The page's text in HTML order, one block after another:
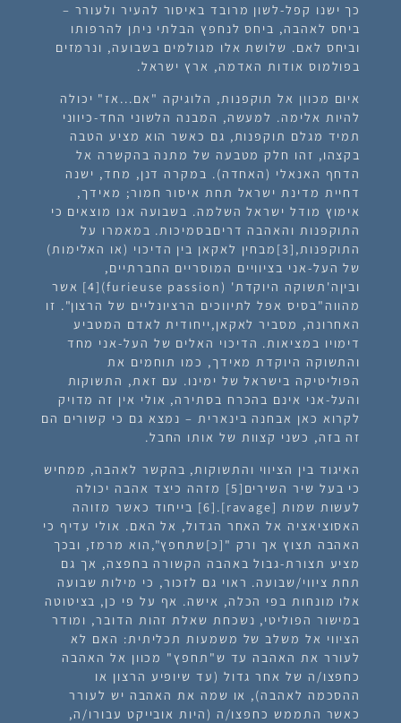
כך ישנו קפל-לשון מרובד באיסור להעיר ולעורר –
ביחס לאהבה, ביחס לנחפץ הבלתי ניתן להרפותו
וביחס לאם. שלושת אלו מגולמים בשבועה, ונרמזים
בפולמוס אודות האדמה, ארץ ישראל.
איום מכוון אל תוקפנות, הלוגיקה "אם...אז" יכולה
להיות אלימה. למעשה, המבנה הלשוני החד-כיווני
תמיד מגלם תוקפנות, גם כאשר הוא מציע הטבה
בקצהו, זהו חלק מטבעה של מתנה בהקשרה אל
הדחף האנאלי (האחדה). במקרה דנן, מחד, ישנה
דחיית מדינת ישראל תחת איסור חמור; מאידך,
אימוץ מודל ישראל השלמה. בשבועה אנו מוצאים כי
התוקפנות והאהבה דריםבסמיכות. במאמרו על
התוקפנות, [3]
מבחין לאקאן בין הדיכוי (או האלימות)
של העל-אני בציוויים המוסריים החברתיים,
וביןה'תשוקה היוקדת' (furieuse passion
)[4] אשר
מהווה"בסיס אפל לתיווכים הרציונליים של הרצון". זו
האחרונה, מסביר לאקאן,ייחודית לאדם המטביע
דימויו במציאות. הדיכוי האלים של העל-אני מחד
והתשוקה היוקדת מאידך, כמו תוחמים את
הפוליטיקה בישראל של ימינו. עם זאת, התשוקות
והעל-אני אינם בהכרח בסתירה, אולי אין זה מדויק
לקרוא כאן אבחנה בינארית – נמצא גם כי קשורים הם
זה בזה, כשני קצוות של אותו החבל.
האיגוד בין הציווי והתשוקות, בהקשר לאהבה, ממחיש
כי בעל שיר השירים [5]
מזהה כיצד אהבה יכולה
לעשות שמות [ravage].[6] בייחוד כאשר מזוהה
האסוציאציה אל האחר הגדול, אל האם. אולי עדיף כי
האהבה תצוץ אך ורק "[כ]שתחפץ",הוא מרמז, ובכך
מציע תצורת-גבול באהבה הקשורה בחפצה, אך גם
תחת ציווי/שבועה. ראוי גם לזכור, כי מילות שבועה
אלו מונחות בפי הכלה, אישה. אף על פי כן, בציטוטה
במישור הפוליטי, נשכחת שאלת זהות הדובר, ומודר
הציווי אל משלב של משמעות תכליתית: האם לא
לעורר את האהבה עד ש"תחפץ" מכוון אל האהבה
כחפצו/ה של אחר גדול (עד שיופיע הרצון או
ההסכמה לאהבה), או שמה את האהבה יש לעורר
כאשר התממש כחפצו/ה (היות אובייקט עבורו/ה,